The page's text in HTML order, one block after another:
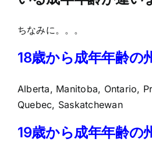
ちなみに。。。
18歳から成年年齢の
Alberta, Manitoba, Ontario,
Quebec, Saskatchewan
19歳から成年年齢の